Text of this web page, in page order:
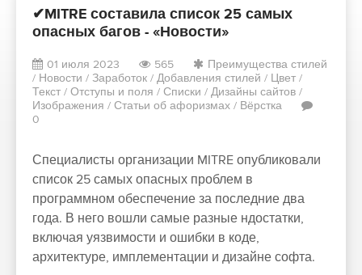
✔MITRE составила список 25 самых
опасных багов - «Новости»
01 июля 2023 565
Преимущества стилей
/ Новости / Заработок / Добавления стилей / Цвет /
Текст / Отступы и поля / Списки / Дизайны сайтов /
Изображения / Статьи об афоризмах / Вёрстка
0
Специалисты организации MITRE опубликовали
список 25 самых опасных проблем в
программном обеспечение за последние два
года. В него вошли самые разные ндостатки,
включая уязвимости и ошибки в коде,
архитектуре, имплементации и дизайне софта.